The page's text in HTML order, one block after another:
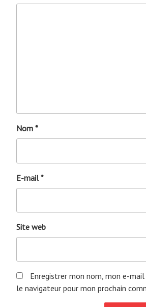
Nom *
E-mail*
Site web
Enregistrer mon nom, mon e-
le navigateur pour mon prochain